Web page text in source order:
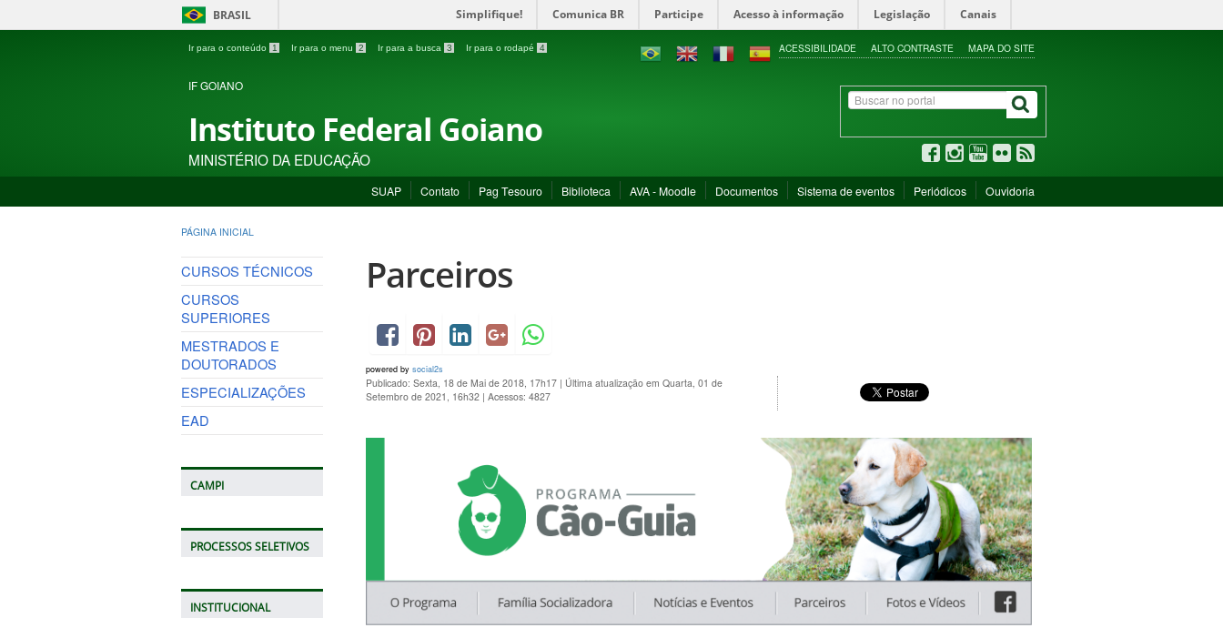
BRASIL Simplifique! Comunica BR Participe Acesso à informação Legislação Canais
Ir para o conteúdo 1 Ir para o menu 2 Ir para a busca 3 Ir para o rodapé 4 ACESSIBILIDADE ALTO CONTRASTE MAPA DO SITE
IF GOIANO
Instituto Federal Goiano
MINISTÉRIO DA EDUCAÇÃO
SUAP Contato Pag Tesouro Biblioteca AVA - Moodle Documentos Sistema de eventos Periódicos Ouvidoria
PÁGINA INICIAL
CURSOS TÉCNICOS
CURSOS
SUPERIORES
MESTRADOS E
DOUTORADOS
ESPECIALIZAÇÕES
EAD
CAMPI
PROCESSOS SELETIVOS
INSTITUCIONAL
Parceiros
powered by social2s
Publicado: Sexta, 18 de Mai de 2018, 17h17 | Última atualização em Quarta, 01 de
Setembro de 2021, 16h32 | Acessos: 4827